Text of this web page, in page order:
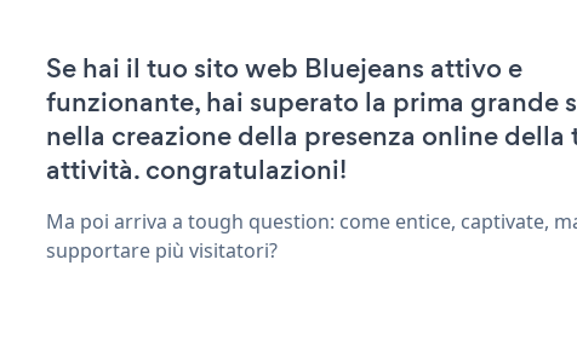
Se hai il tuo sito web Bluejeans attivo e
funzionante, hai superato la prima grande
nella creazione della presenza online della
attività. congratulazioni!
Ma poi arriva a tough question: come entice, captivate,
supportare più visitatori?